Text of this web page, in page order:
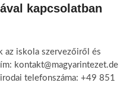
kapcsolatban
az iskola szervezőiről és
kontakt@magyarintezet.de
telefonszáma: +49 851